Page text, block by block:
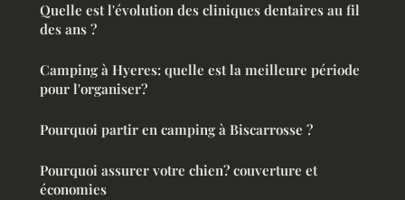
Quelle est l'évolution des cliniques dentaires au fil
des ans ?
Camping à Hyeres: quelle est la meilleure période
pour l'organiser?
Pourquoi partir en camping à Biscarrosse ?
Pourquoi assurer votre chien? couverture et
économies